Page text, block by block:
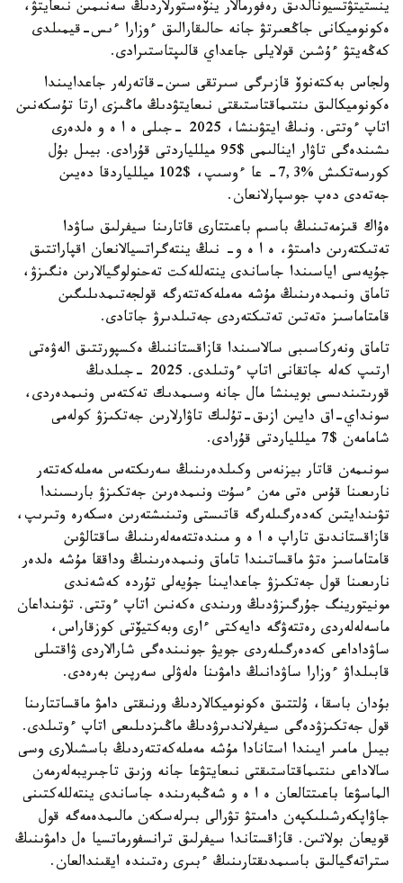
ينستيتۋتسيونالدىق رەفورمالار ينۆەستورلاردىڭ سەنىمىن نىعايتۋ،
ەكونوميكانى جاڭعىرتۋ جانە حالىقارالىق ءوزارا ءىس-قيمىلدى
كەڭەيتۋ ءۇشىن قولايلى جاعداي قالىپتاستىرادى.
ولجاس بەكتەنوۆ قازىرگى سىرتقى سىن-قاتەرلەر جاعدايىندا
ەكونوميكالىق ىنتىماقتاستىقتى نىعايتۋدىڭ ماڭىزى ارتا تۇسكەنىن
اتاپ ءوتتى. ونىڭ ايتۋىنشا، 2025 -جىلى ە ا ە و ەلدەرى
ىشىندەگى تاۋار اينالىمى $95 ميللياردتى قۇرادى. بيىل بۇل
كورسەتكىش %7,3- عا ءوسىپ، $102 ميللياردقا دەيىن
جەتەدى دەپ جوسپارلانعان.
ەۇاك قىزمەتىنىڭ باسىم باعىتتارى قاتارىنا سيفرلىق ساۋدا
تەتىكتەرىن دامىتۋ، ە ا ە و- نىڭ ينتەگراتسيالانعان اقپاراتتىق
جۇيەسى اياسىندا جاساندى ينتەللەكت تەحنولوگيالارىن ەنگىزۋ،
تاماق ونىمدەرىنىڭ مۇشە مەملەكەتتەرگە قولجەتىمدىلىگىن
قامتاماسىز ەتەتىن تەتىكتەردى جەتىلدىرۋ جاتادى.
تاماق ونەركاسىبى سالاسىندا قازاقستاننىڭ ەكسپورتتىق الەۋەتى
ارتىپ كەلە جاتقانى اتاپ ءوتىلدى. 2025 -جىلدىڭ
قورىتىندىسى بويىنشا مال جانە وسىمدىك تەكتەس ونىمدەردى،
سونداي-اق دايىن ازىق-تۇلىك تاۋارلارىن جەتكىزۋ كولەمى
شامامەن $7 ميللياردتى قۇرادى.
سونىمەن قاتار بيزنەس وكىلدەرىنىڭ سەرىكتەس مەملەكەتتەر
نارىعىنا قۇس ەتى مەن ءسۇت ونىمدەرىن جەتكىزۋ بارىسىندا
تۋىندايتىن كەدەرگىلەرگە قاتىستى وتىنىشتەرىن ەسكەرە وتىرىپ،
قازاقستاندىق تاراپ ە ا ە و مىندەتتەمەلەرىنىڭ ساقتالۋىن
قامتاماسىز ەتۋ ماقساتىندا تاماق ونىمدەرىنىڭ وداققا مۇشە ەلدەر
نارىعىنا قول جەتكىزۋ جاعدايىنا جۇيەلى تۇردە كەشەندى
مونيتورينگ جۇرگىزۋدىڭ ورىندى ەكەنىن اتاپ ءوتتى. تۋىنداعان
ماسەلەلەردى رەتتەۋگە دايەكتى ءارى وبەكتيۆتى كوزقاراس،
ساۋداداعى كەدەرگىلەردى جويۋ جونىندەگى شارالاردى ۋاقتىلى
قابىلداۋ ءوزارا ساۋدانىڭ دامۋىنا ەلەۋلى سەرپىن بەرەدى.
بۇدان باسقا، ۇلتتىق ەكونوميكالاردىڭ ورنىقتى دامۋ ماقساتتارىنا
قول جەتكىزۋدەگى سيفرلاندىرۋدىڭ ماڭىزدىلىعى اتاپ ءوتىلدى.
بيىل مامىر ايىندا استانادا مۇشە مەملەكەتتەردىڭ باسشىلارى وسى
سالاداعى ىنتىماقتاستىقتى نىعايتۋعا جانە وزىق تاجىريبەلەرمەن
الماسۋعا باعىتتالعان ە ا ە و شەڭبەرىندە جاساندى ينتەللەكتىنى
جاۋاپكەرشىلىكپەن دامىتۋ تۋرالى بىرلەسكەن مالىمدەمەگە قول
قويعان بولاتىن. قازاقستاندا سيفرلىق ترانسفورماتسيا ەل دامۋىنىڭ
ستراتەگيالىق باسىمدىقتارىنىڭ ءبىرى رەتىندە ايقىندالعان.